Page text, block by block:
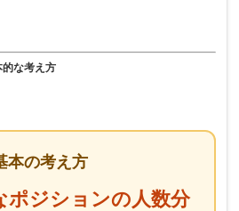
な考え方
本の考え方
ポジションの人数分